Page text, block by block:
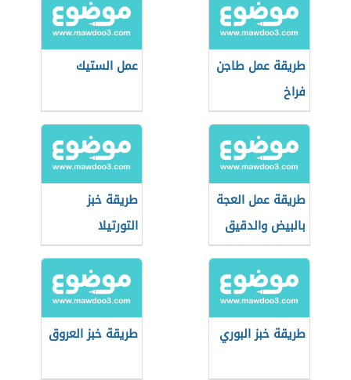
طريقة عمل طاجن
فراخ
عمل الستيك
طريقة عمل العجة
بالبيض والدقيق
طريقة خبز
التورتيلا
طريقة خبز البوري طريقة خبز العروق